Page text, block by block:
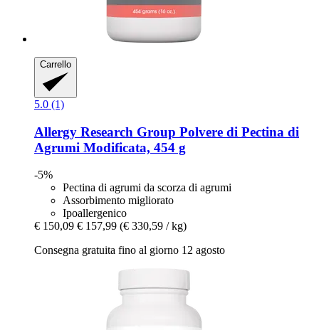
Carrello
5.0 (1)
Allergy Research Group Polvere di Pectina di
Agrumi Modificata, 454 g
-5%
Pectina di agrumi da scorza di agrumi
Assorbimento migliorato
Ipoallergenico
€ 150,09 € 157,99 (€ 330,59 / kg)
Consegna gratuita fino al giorno 12 agosto